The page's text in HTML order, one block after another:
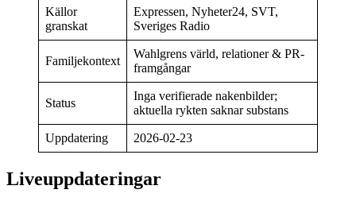
Källor
granskat
Expressen, Nyheter24, SVT,
Sveriges Radio
Familjekontext
Wahlgrens värld, relationer & PR-
framgångar
Status
Inga verifierade nakenbilder;
aktuella rykten saknar substans
Uppdatering 2026-02-23
Liveuppdateringar